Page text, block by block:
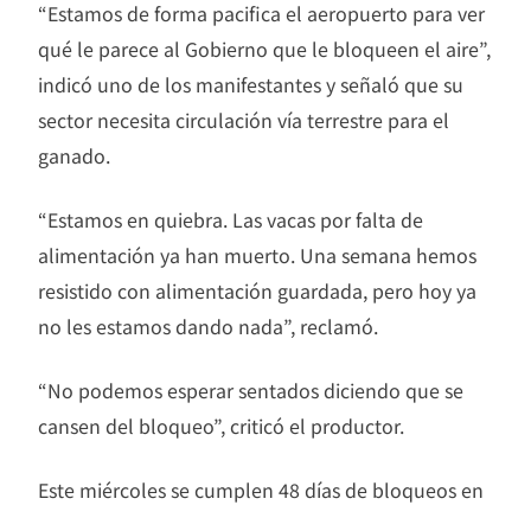
“Estamos de forma pacifica el aeropuerto para ver
qué le parece al Gobierno que le bloqueen el aire”,
indicó uno de los manifestantes y señaló que su
sector necesita circulación vía terrestre para el
ganado.
“Estamos en quiebra. Las vacas por falta de
alimentación ya han muerto. Una semana hemos
resistido con alimentación guardada, pero hoy ya
no les estamos dando nada”, reclamó.
“No podemos esperar sentados diciendo que se
cansen del bloqueo”, criticó el productor.
Este miércoles se cumplen 48 días de bloqueos en